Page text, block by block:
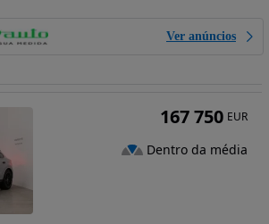
Ver anúncios
167 750 EUR
Dentro da média